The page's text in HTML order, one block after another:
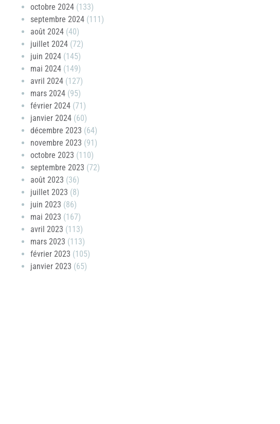
octobre 2024 (133)
septembre 2024 (111)
août 2024 (40)
juillet 2024 (72)
juin 2024 (145)
mai 2024 (149)
avril 2024 (127)
mars 2024 (95)
février 2024 (71)
janvier 2024 (60)
décembre 2023 (64)
novembre 2023 (91)
octobre 2023 (110)
septembre 2023 (72)
août 2023 (36)
juillet 2023 (8)
juin 2023 (86)
mai 2023 (167)
avril 2023 (113)
mars 2023 (113)
février 2023 (105)
janvier 2023 (65)